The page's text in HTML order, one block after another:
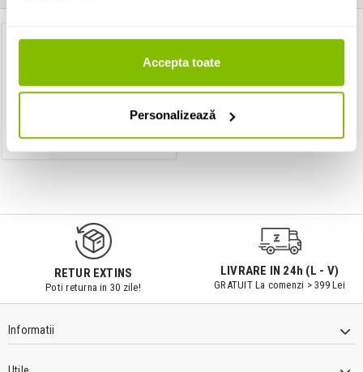
Accepta toate
Personalizează
IN STOC
RETUR EXTINS
Poti returna in 30 zile!
LIVRARE IN 24h (L - V)
GRATUIT La comenzi > 399 Lei
Informatii